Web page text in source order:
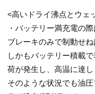
<高いドライ沸点とウェ
・バッテリー満充電の
ブレーキのみで制動せね
しかもバッテリー積載
荷が発生し、高温に達し
そのような状況でも油